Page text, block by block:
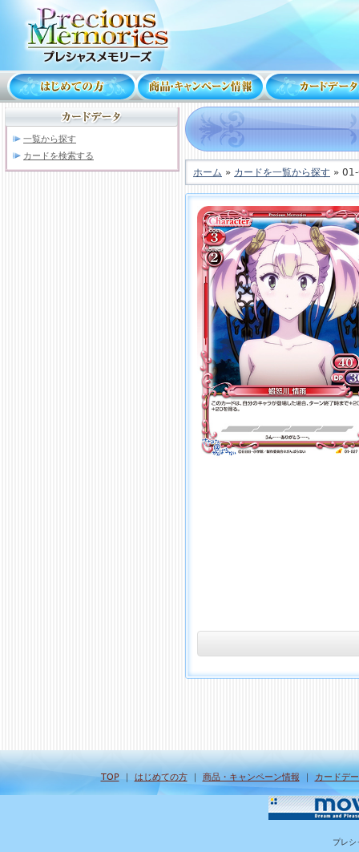
一覧から探す
カードを検索する
ホーム » カードを一覧から探す »
TOP｜ はじめての方｜ 商品・キャンペーン情報 ｜ カードデ
プレシ